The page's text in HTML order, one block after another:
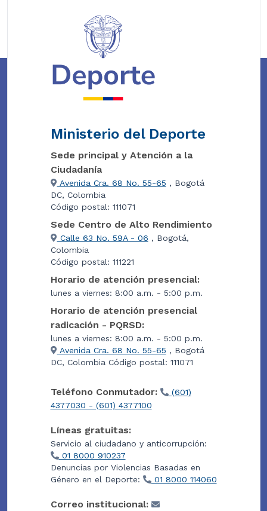
Ministerio del Deporte
Sede principal y Atención a la
Ciudadanía
Avenida Cra. 68 No. 55-65 , Bogotá
DC, Colombia
Código postal: 111071
Sede Centro de Alto Rendimiento
Calle 63 No. 59A - 06 , Bogotá,
Colombia
Código postal: 111221
Horario de atención presencial:
lunes a viernes: 8:00 a.m. - 5:00 p.m.
Horario de atención presencial
radicación - PQRSD:
lunes a viernes: 8:00 a.m. - 5:00 p.m.
Avenida Cra. 68 No. 55-65 , Bogotá
DC, Colombia Código postal: 111071
Teléfono Conmutador:
(601)
4377030 - (601) 4377100
Líneas gratuitas:
Servicio al ciudadano y anticorrupción:
01 8000 910237
Denuncias por Violencias Basadas en
Género en el Deporte:
01 8000 114060
Correo institucional: